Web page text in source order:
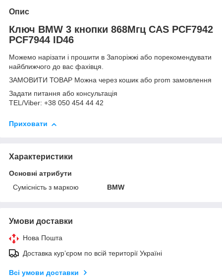
Опис
Ключ BMW 3 кнопки 868Мгц CAS PCF7942
PCF7944 ID46
Можемо нарізати і прошити в Запоріжжі або порекомендувати
найближчого до вас фахівця.
ЗАМОВИТИ ТОВАР Можна через кошик або prom замовлення
Задати питання або консультація
TEL/Viber: +38 050 454 44 42
Приховати
Характеристики
Основні атрибути
Сумісність з маркою
BMW
Умови доставки
Нова Пошта
Доставка кур’єром по всій території Україні
Всі умови доставки